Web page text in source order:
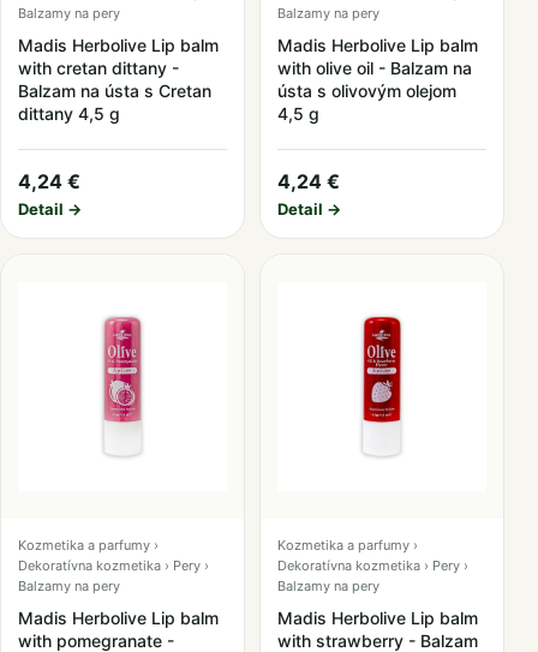
Balzamy na pery
Madis Herbolive Lip balm
with cretan dittany -
Balzam na ústa s Cretan
dittany 4,5 g
4,24 €
Detail →
Balzamy na pery
Madis Herbolive Lip balm
with olive oil - Balzam na
ústa s olivovým olejom
4,5 g
4,24 €
Detail →
Kozmetika a parfumy ›
Dekoratívna kozmetika › Pery ›
Balzamy na pery
Madis Herbolive Lip balm
with pomegranate -
Kozmetika a parfumy ›
Dekoratívna kozmetika › Pery ›
Balzamy na pery
Madis Herbolive Lip balm
with strawberry - Balzam